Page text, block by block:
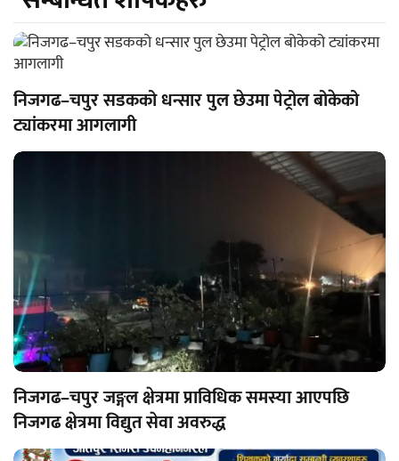
निजगढ–चपुर सडकको धन्सार पुल छेउमा पेट्रोल बोकेको
ट्यांकरमा आगलागी
निजगढ–चपुर जङ्गल क्षेत्रमा प्राविधिक समस्या आएपछि
निजगढ क्षेत्रमा विद्युत सेवा अवरुद्ध